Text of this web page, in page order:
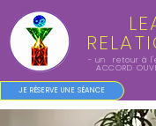
- un retour à
ACCORD
JE RÉSERVE UNE SÉANCE